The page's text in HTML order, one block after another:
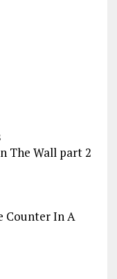
The Wall part 2
Counter In A